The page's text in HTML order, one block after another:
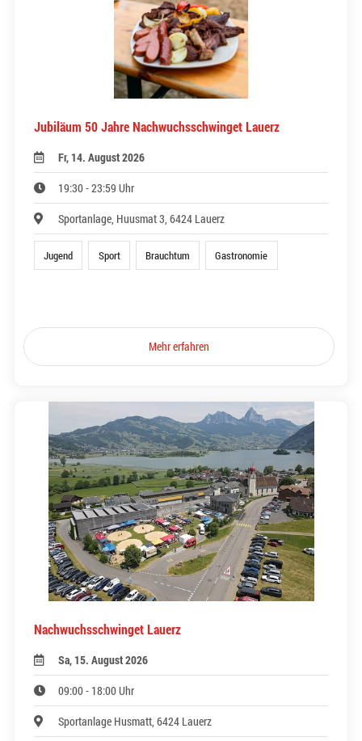
Jubiläum 50 Jahre Nachwuchsschwinget Lauerz
Fr, 14. August 2026
19:30 - 23:59 Uhr
Sportanlage, Huusmat 3, 6424 Lauerz
Jugend Sport Brauchtum Gastronomie
Mehr erfahren
Nachwuchsschwinget Lauerz
Sa, 15. August 2026
09:00 - 18:00 Uhr
Sportanlage Husmatt, 6424 Lauerz